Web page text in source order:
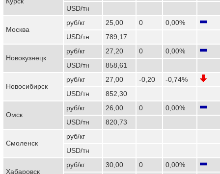
USD/тн
Москва
руб/кг 25,00 0
0,00%
USD/тн
789,17
Новокузнецк
руб/кг 27,20 0
0,00%
USD/тн
858,61
Новосибирск
руб/кг 27,00 -0,20
-0,74%
USD/тн
852,30
Омск
руб/кг 26,00 0
0,00%
USD/тн
820,73
Смоленск
руб/кг
USD/тн
Хабаровск
руб/кг 30,00 0
0,00%